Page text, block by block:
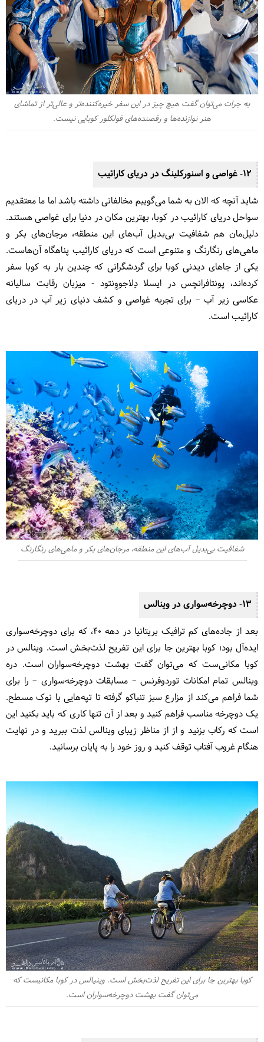
به جرات می‌توان گفت هیچ چیز در این سفر خیره‌کننده‌تر و عالی‌تر از تماشای
هنر نوازنده‌ها و رقصنده‌های فولکلور کوبایی نیست.
12- غواصی و اسنورکلینگ در دریای کارائیب
شاید آنچه که الان به شما می‌گوییم مخالفانی داشته باشد اما ما معتقدیم
سواحل دریای کارائیب در کوبا، بهترین مکان در دنیا برای غواصی هستند.
دلیل‌مان هم شفافیت بی‌بدیل آب‌های این منطقه، مرجان‌های بکر و
ماهی‌های رنگارنگ و متنوعی است که دریای کارائیب پناهگاه آن‌هاست.
یکی از جاهای دیدنی کوبا برای گردشگرانی که چندین بار به کوبا سفر
کرده‌اند، پونتافرانچس در ایسلا دِلاجووِنتود - میزبان رقابت سالیانه
عکاسی زیر آب – برای تجربه غواصی و کشف دنیای زیر آب در دریای
کارائیب است.
شفافیت بی‌بدیل آب‌های این منطقه، مرجان‌های بکر و ماهی‌های رنگارنگ
13- دوچرخه‌سواری در وینالس
بعد از جاده‌های کم ترافیک بریتانیا در دهه 40، که برای دوچرخه‌سواری
ایده‌آل بود؛ کوبا بهترین جا برای این تفریح لذت‌بخش است. وینالس در
کوبا مکانی‌ست که می‌توان گفت بهشت دوچرخه‌سواران است. دره
وینالس تمام امکانات توردوفرنس – مسابقات دوچرخه‌سواری – را برای
شما فراهم می‌کند از مزارع سبز تنباکو گرفته تا تپه‌هایی با نوک مسطح.
یک دوچرخه مناسب فراهم کنید و بعد از آن تنها کاری که باید بکنید این
است که رکاب بزنید و از از مناظر زیبای وینالس لذت ببرید و در نهایت
هنگام غروب آفتاب توقف کنید و روز خود را به پایان برسانید.
کوبا بهترین جا برای این تفریح لذت‌بخش است. وینیالس در کوبا مکانیست که
می‌توان گفت بهشت دوچرخه‌سواران است.